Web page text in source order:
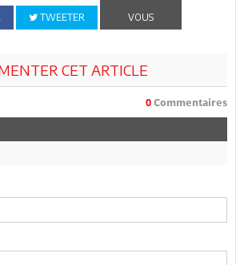
TWEETER
VOUS
CET ARTICLE
0 Commentaires